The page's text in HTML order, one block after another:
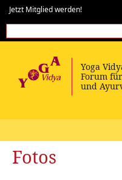
Jetzt Mitglied werden!
Fotos